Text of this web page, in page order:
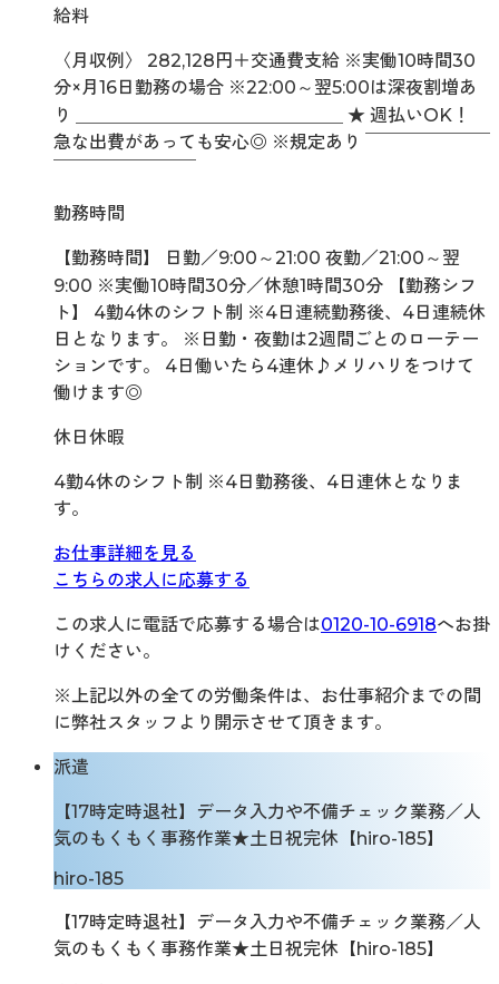
給料
〈月収例〉 282,128円＋交通費支給 ※実働10時間30
分×月16日勤務の場合 ※22:00～翌5:00は深夜割増あ
り ＿＿＿＿＿＿＿＿＿＿＿＿＿＿＿ ★ 週払いOK！
急な出費があっても安心◎ ※規定あり ￣￣￣￣￣￣￣
勤務時間
【勤務時間】 日勤／9:00～21:00 夜勤／21:00～翌
9:00 ※実働10時間30分／休憩1時間30分 【勤務シフ
ト】 4勤4休のシフト制 ※4日連続勤務後、4日連続休
日となります。 ※日勤・夜勤は2週間ごとのローテー
ションです。 4日働いたら4連休♪メリハリをつけて
働けます◎
休日休暇
4勤4休のシフト制 ※4日勤務後、4日連休となりま
す。
お仕事詳細を見る
こちらの求人に応募する
この求人に電話で応募する場合は0120-10-6918へお掛
けください。
※上記以外の全ての労働条件は、お仕事紹介までの間
に弊社スタッフより開示させて頂きます。
派遣
【17時定時退社】データ入力や不備チェック業務／人
気のもくもく事務作業★土日祝完休【hiro-185】
hiro-185
【17時定時退社】データ入力や不備チェック業務／人
気のもくもく事務作業★土日祝完休【hiro-185】